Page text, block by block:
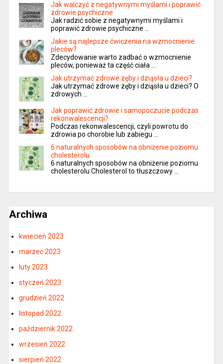
Jak walczyć z negatywnymi myślami i poprawić
zdrowie psychiczne
Jak radzić sobie z negatywnymi myślami i
poprawić zdrowie psychiczne …
Jakie są najlepsze ćwiczenia na wzmocnienie
pleców?
Zdecydowanie warto zadbać o wzmocnienie
pleców, ponieważ ta część ciała …
Jak utrzymać zdrowe zęby i dziąsła u dzieci?
Jak utrzymać zdrowe zęby i dziąsła u dzieci? O
zdrowych …
Jak poprawić zdrowie i samopoczucie podczas
rekonwalescencji?
Podczas rekonwalescencji, czyli powrotu do
zdrowia po chorobie lub zabiegu …
6 naturalnych sposobów na obniżenie poziomu
cholesterolu
6 naturalnych sposobów na obniżenie poziomu
cholesterolu Cholesterol to tłuszczowy …
Archiwa
kwiecień 2023
marzec 2023
luty 2023
styczeń 2023
grudzień 2022
listopad 2022
październik 2022
wrzesień 2022
sierpień 2022